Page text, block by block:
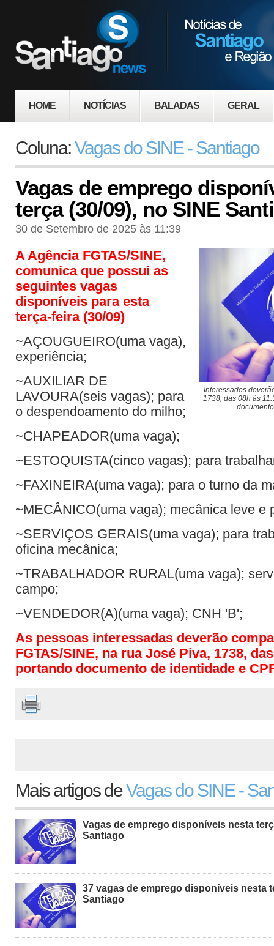
HOME NOTÍCIAS BALADAS GERAL
Coluna:Vagas do SINE - Santiago
Vagas de emprego
terça (30/09), no SINE
30 de Setembro de 2025 às 11:39
Interessados
1738, das 08h às
A Agência FGTAS/SINE,
comunica que possui as
seguintes vagas
disponíveis para esta
terça-feira (30/09)
~AÇOUGUEIRO(uma vaga),
experiência;
~AUXILIAR DE
LAVOURA(seis vagas); para
o despendoamento do milho;
~CHAPEADOR(uma vaga);
~ESTOQUISTA(cinco vagas); para
~FAXINEIRA(uma vaga); para o turno da
~MECÂNICO(uma vaga); mecânica leve e
~SERVIÇOS GERAIS(uma vaga); para
oficina mecânica;
~TRABALHADOR RURAL(uma vaga);
campo;
~VENDEDOR(A)(uma vaga); CNH 'B';
As pessoas interessadas deverão
FGTAS/SINE, na rua José Piva, 1738,
portando documento de identidade e
Mais artigos deVagas do SINE -
Vagas de emprego disponíveis nesta
Santiago
37 vagas de emprego disponíveis nesta
Santiago